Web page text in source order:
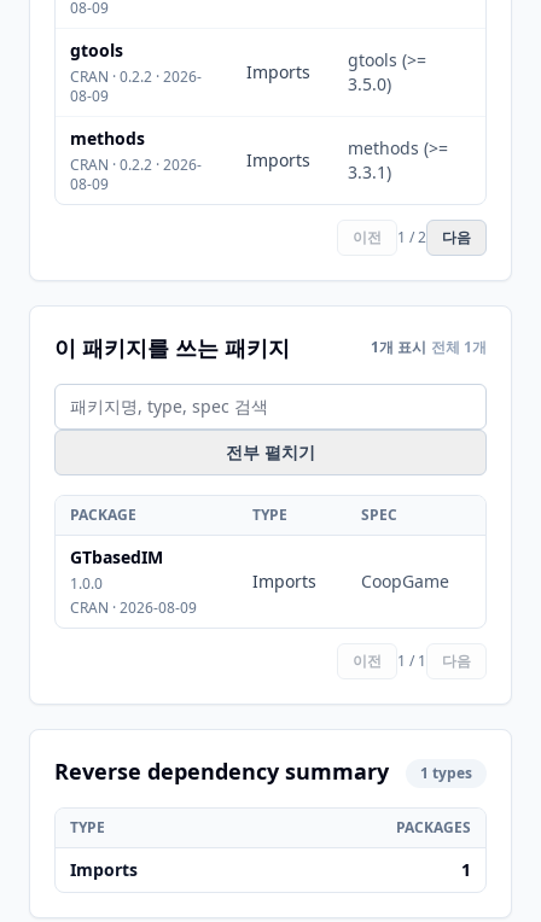
08-09
gtools
CRAN · 0.2.2 · 2026-
08-09
Imports
gtools (>=
3.5.0)
methods
CRAN · 0.2.2 · 2026-
08-09
Imports
methods (>=
3.3.1)
이전 1 / 2 다음
이 패키지를 쓰는 패키지 1개 표시 전체 1개
전부 펼치기
PACKAGE TYPE SPEC
GTbasedIM
1.0.0
CRAN · 2026-08-09
Imports CoopGame
이전 1 / 1 다음
Reverse dependency summary 1 types
TYPE PACKAGES
Imports 1